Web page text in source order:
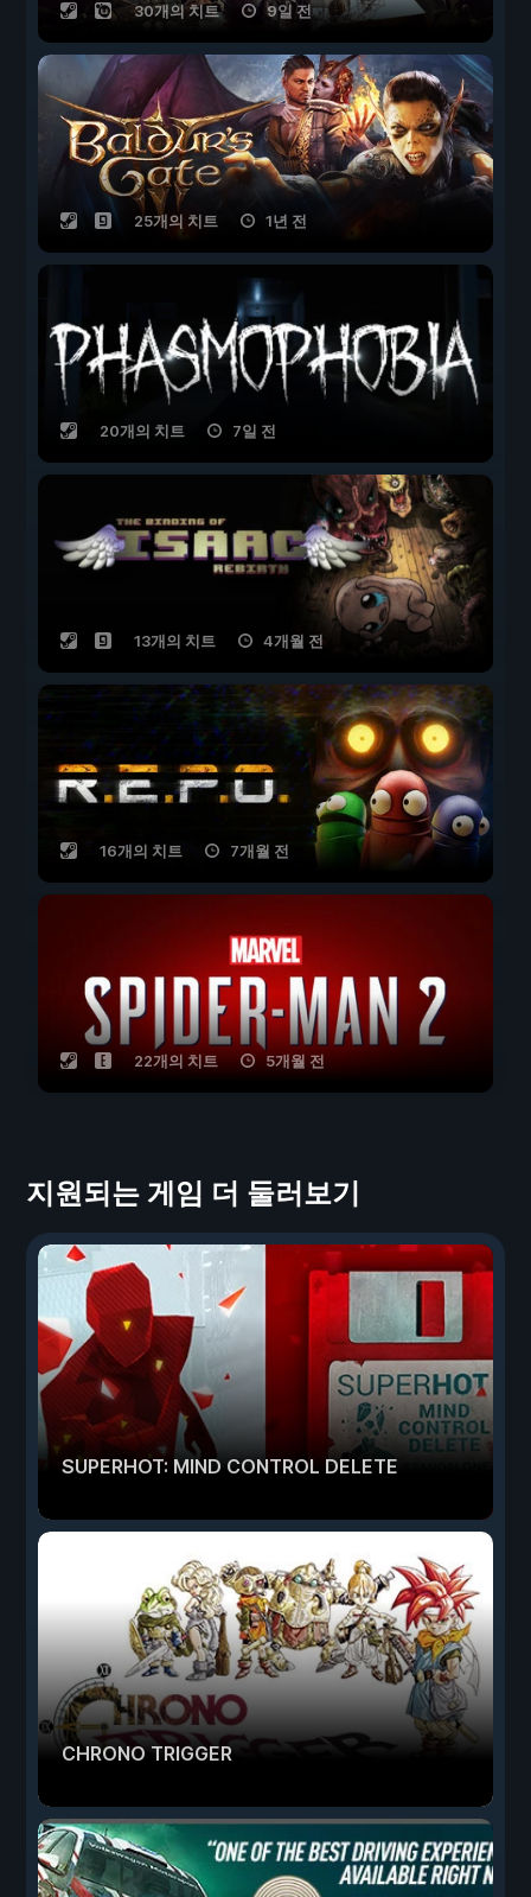
30개의 치트 9일 전
25개의 치트 1년 전
20개의 치트 7일 전
13개의 치트 4개월 전
16개의 치트 7개월 전
22개의 치트 5개월 전
지원되는 게임 더 둘러보기
SUPERHOT: MIND CONTROL DELETE
CHRONO TRIGGER